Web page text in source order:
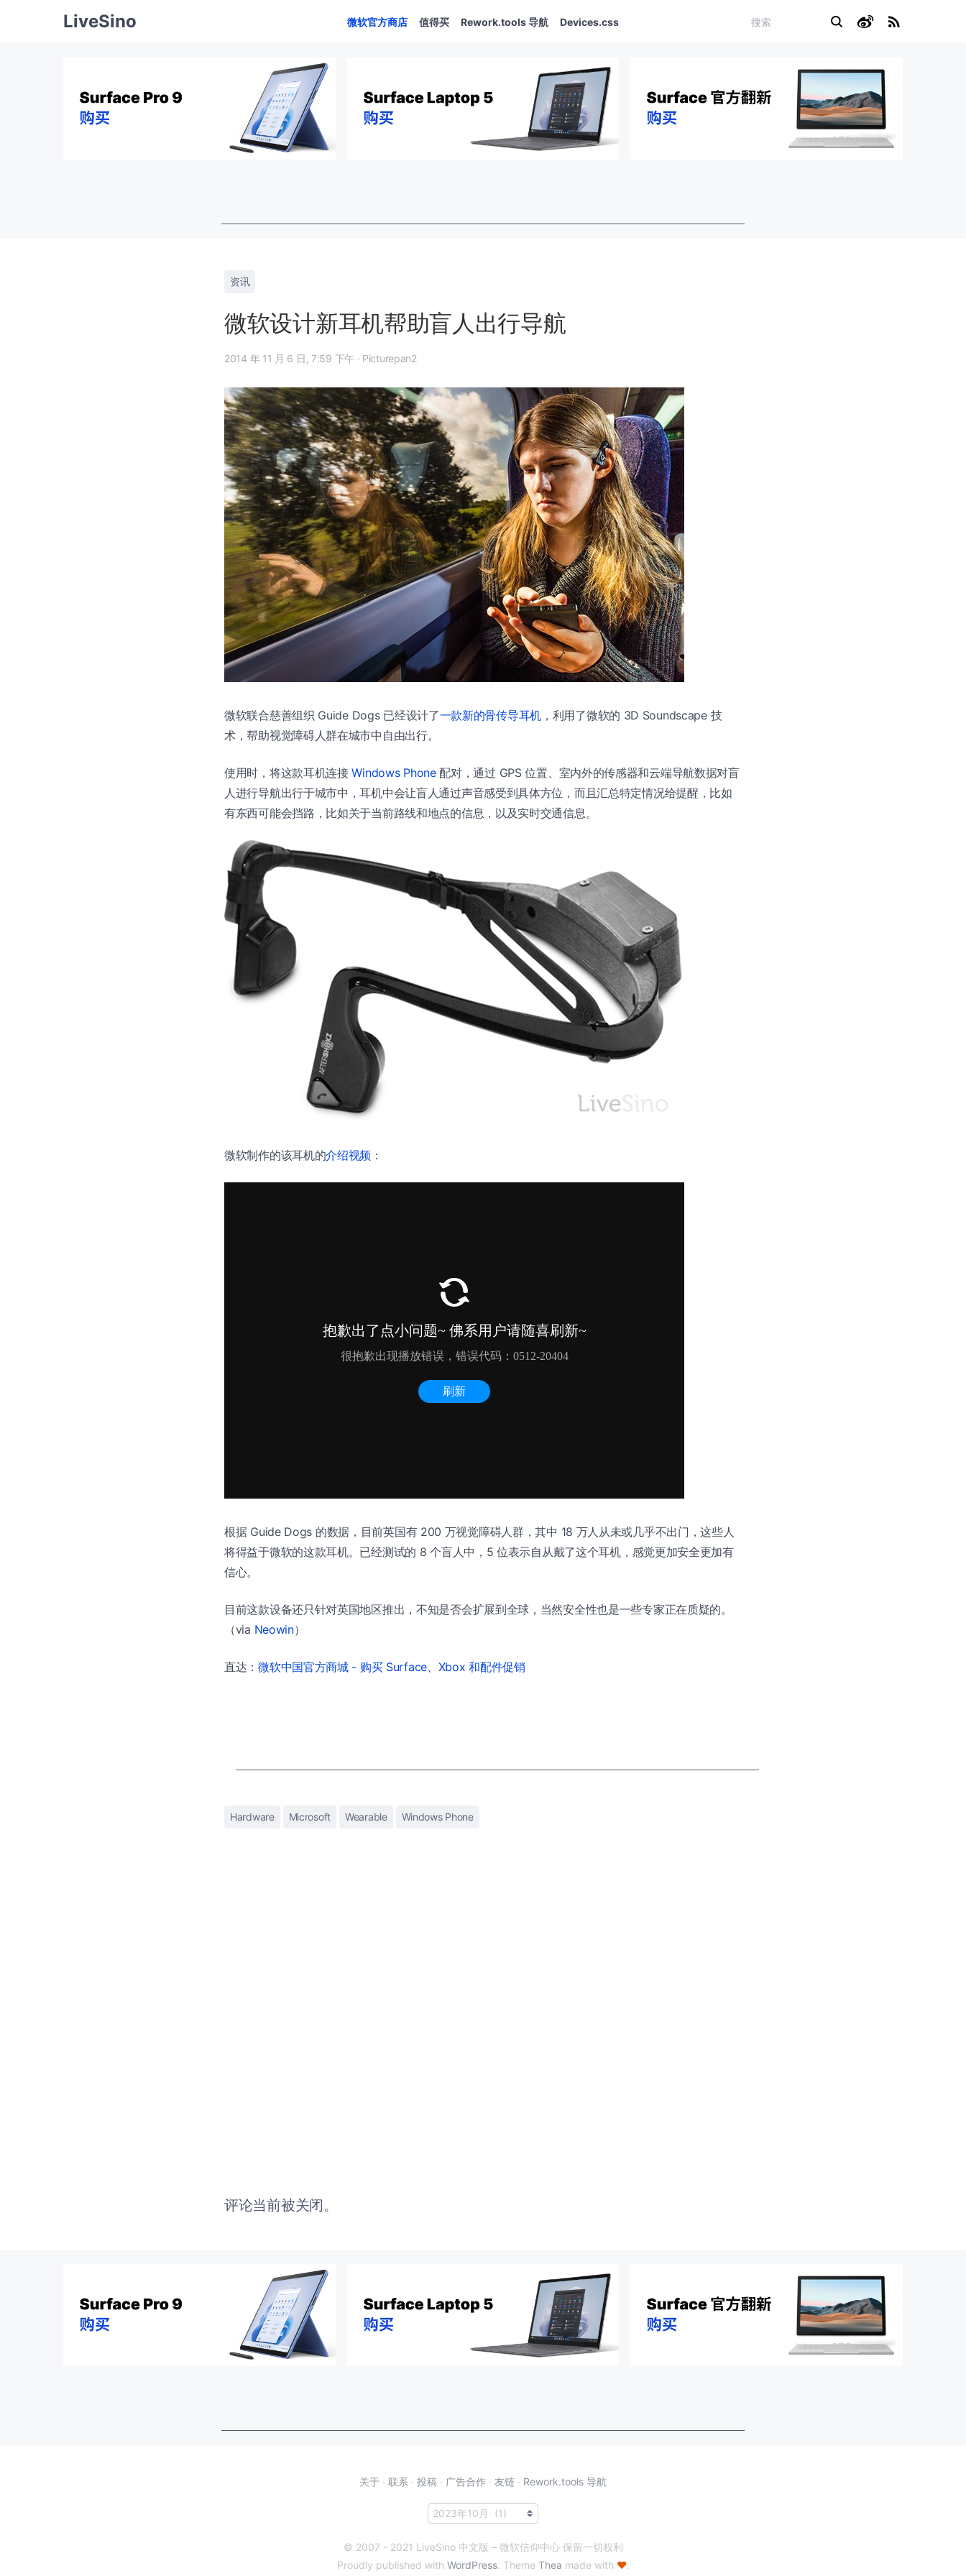
LiveSino 微软官方商店 值得买 Rework.tools 导航 Devices.css
资讯
微软设计新耳机帮助盲人出行导航
2014 年 11 月 6 日, 7:59 下午 · Picturepan2
微软联合慈善组织 Guide Dogs 已经设计了一款新的骨传导耳机，利用了微软的 3D Soundscape 技
术，帮助视觉障碍人群在城市中自由出行。
使用时，将这款耳机连接Windows Phone配对，通过 GPS 位置、室内外的传感器和云端导航数据对盲
人进行导航出行于城市中，耳机中会让盲人通过声音感受到具体方位，而且汇总特定情况给提醒，比如
有东西可能会挡路，比如关于当前路线和地点的信息，以及实时交通信息。
微软制作的该耳机的介绍视频 ：
根据 Guide Dogs 的数据，目前英国有 200 万视觉障碍人群，其中 18 万人从未或几乎不出门，这些人
将得益于微软的这款耳机。已经测试的 8 个盲人中，5 位表示自从戴了这个耳机，感觉更加安全更加有
信心。
目前这款设备还只针对英国地区推出，不知是否会扩展到全球，当然安全性也是一些专家正在质疑的。
（via Neowin）
直达：微软中国官方商城 - 购买 Surface、Xbox 和配件促销
Hardware Microsoft Wearable Windows Phone
评论当前被关闭。
关于 · 联系 · 投稿 · 广告合作 · 友链 · Rework.tools 导航
© 2007 - 2021 LiveSino 中文版 – 微软信仰中心 保留一切权利
Proudly published with WordPress. Theme Thea made with ♥.